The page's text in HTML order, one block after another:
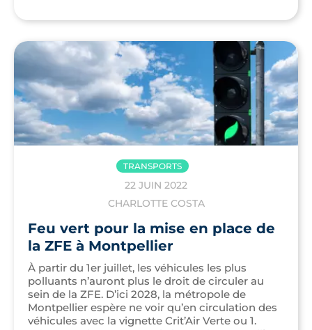
TRANSPORTS
22 JUIN 2022
CHARLOTTE COSTA
Feu vert pour la mise en place de
la ZFE à Montpellier
À partir du 1er juillet, les véhicules les plus
polluants n’auront plus le droit de circuler au
sein de la ZFE. D’ici 2028, la métropole de
Montpellier espère ne voir qu’en circulation des
véhicules avec la vignette Crit’Air Verte ou 1.